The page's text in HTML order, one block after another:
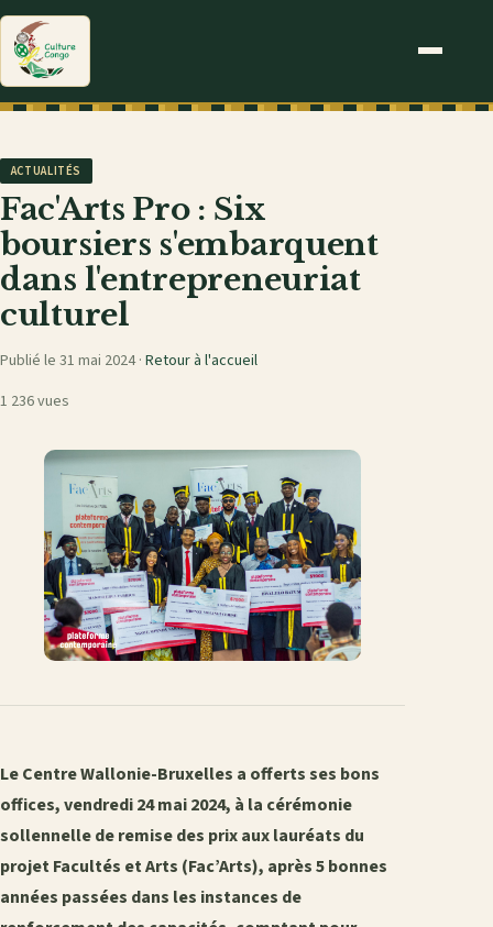
ACTUALITÉS
Fac'Arts Pro : Six
boursiers s'embarquent
dans l'entrepreneuriat
culturel
Publié le 31 mai 2024 · Retour à l'accueil
1 236 vues
Le Centre Wallonie-Bruxelles a offerts ses bons
offices, vendredi 24 mai 2024, à la cérémonie
sollennelle de remise des prix aux lauréats du
projet Facultés et Arts (Fac’Arts), après 5 bonnes
années passées dans les instances de